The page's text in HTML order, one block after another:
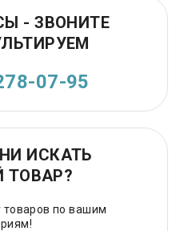
- ЗВОНИТЕ
07-95
ИСКАТЬ
по вашим